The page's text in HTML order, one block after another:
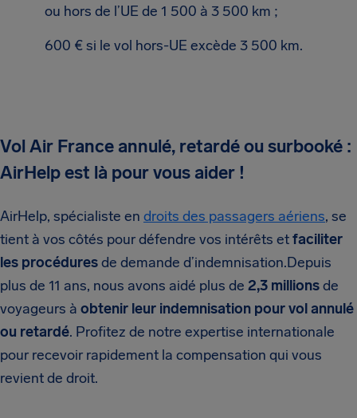
ou hors de l’UE de 1 500 à 3 500 km ;
600 € si le vol hors-UE excède 3 500 km.
Vol Air France annulé, retardé ou surbooké :
AirHelp est là pour vous aider !
AirHelp, spécialiste en droits des passagers aériens, se
tient à vos côtés pour défendre vos intérêts etfaciliter
les procéduresde demande d’indemnisation.Depuis
plus de 11 ans, nous avons aidé plus de 2,3 millionsde
voyageurs à obtenir leur indemnisation pour vol annulé
ou retardé. Profitez de notre expertise internationale
pour recevoir rapidement la compensation qui vous
revient de droit.